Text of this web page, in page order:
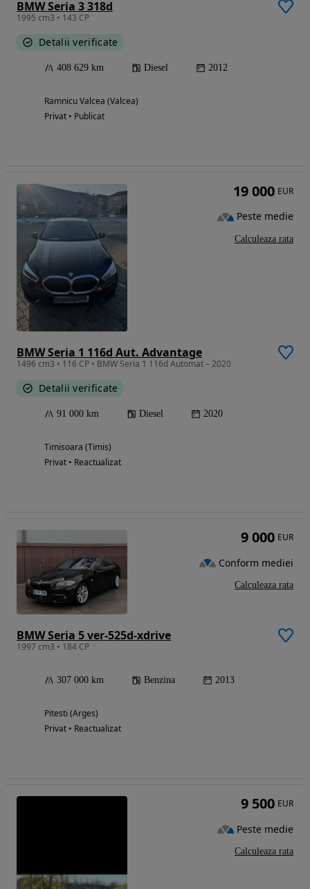
BMW Seria 3 318d
1995 cm3 • 143 CP
Detalii verificate
408 629 km Diesel 2012
Ramnicu Valcea (Valcea)
Privat • Publicat
BMW Seria 1 116d Aut. Advantage
1496 cm3 • 116 CP • BMW Seria 1 116d Automat – 2020
Detalii verificate
91 000 km Diesel 2020
Timisoara (Timis)
Privat • Reactualizat
19 000 EUR
Peste medie
Calculeaza rata
BMW Seria 5 ver-525d-xdrive
1997 cm3 • 184 CP
307 000 km Benzina 2013
Pitesti (Arges)
Privat • Reactualizat
9 000 EUR
Conform mediei
Calculeaza rata
9 500 EUR
Peste medie
Calculeaza rata